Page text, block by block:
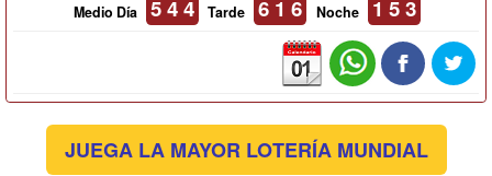
Medio Día 5 4 4 Tarde 6 1 6 Noche 1 5 3
JUEGA LA MAYOR LOTERÍA MUNDIAL